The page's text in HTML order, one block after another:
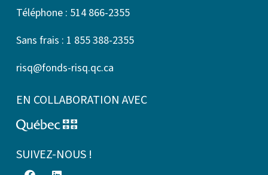
Téléphone : 514 866-2355
Sans frais : 1 855 388-2355
risq@fonds-risq.qc.ca
EN COLLABORATION AVEC
SUIVEZ-NOUS !